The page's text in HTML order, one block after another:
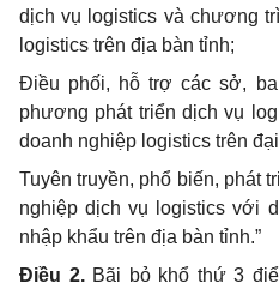
dịch vụ logistics và chương
logistics trên địa bàn tỉnh;
Điều phối, hỗ trợ các sở,
phương phát triển dịch vụ
doanh nghiệp logistics trên
Tuyên truyền, phổ biến, phát
nghiệp dịch vụ logistics với
nhập khẩu trên địa bàn tỉnh.”
Điều 2. Bãi bỏ khổ thứ 3